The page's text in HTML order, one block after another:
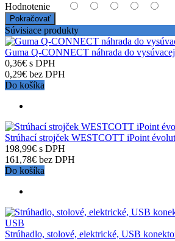
Hodnotenie
Pokračovať
Súvisiace produkty
Guma Q-CONNECT náhrada do
0,36€ s DPH
0,29€ bez DPH
Do košíka
Strúhací strojček WESTCOTT iPoint
198,99€ s DPH
161,78€ bez DPH
Do košíka
Strúhadlo, stolové, elektrické, USB